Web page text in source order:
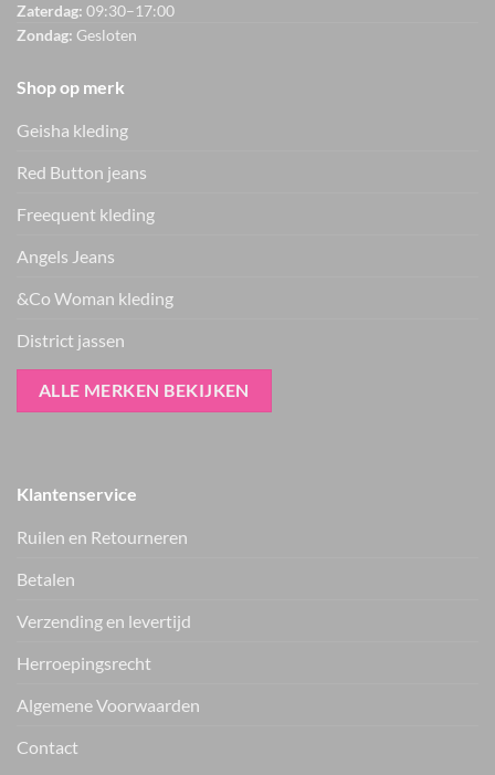
Zaterdag: 09:30–17:00
Zondag: Gesloten
Shop op merk
Geisha kleding
Red Button jeans
Freequent kleding
Angels Jeans
&Co Woman kleding
District jassen
ALLE MERKEN BEKIJKEN
Klantenservice
Ruilen en Retourneren
Betalen
Verzending en levertijd
Herroepingsrecht
Algemene Voorwaarden
Contact
Nieuwe items als eerste zien — geen spam, gewoon af en toe een